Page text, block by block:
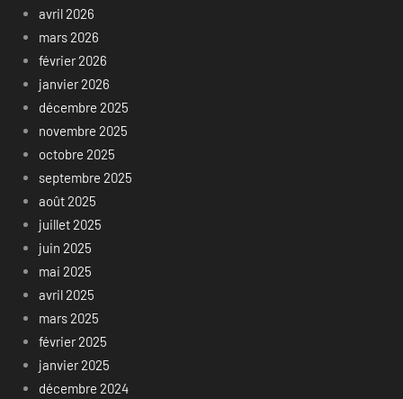
avril 2026
mars 2026
février 2026
janvier 2026
décembre 2025
novembre 2025
octobre 2025
septembre 2025
août 2025
juillet 2025
juin 2025
mai 2025
avril 2025
mars 2025
février 2025
janvier 2025
décembre 2024